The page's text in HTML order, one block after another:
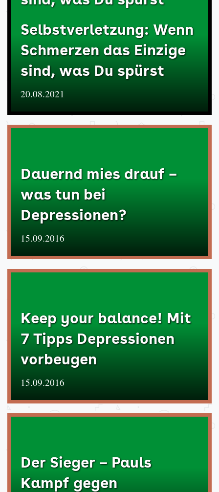
Selbstverletzung: Wenn
Schmerzen das Einzige
sind, was Du spürst
20.08.2021
Dauernd mies drauf –
was tun bei
Depressionen?
15.09.2016
Keep your balance! Mit
7 Tipps Depressionen
vorbeugen
15.09.2016
Der Sieger – Pauls
Kampf gegen